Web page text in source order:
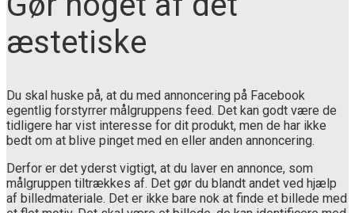
æstetiske
Du skal huske på, at du med annoncering på Facebook
egentlig forstyrrer målgruppens feed. Det kan godt være de
tidligere har vist interesse for dit produkt, men de har ikke
bedt om at blive pinget med en eller anden annoncering.
Derfor er det yderst vigtigt, at du laver en annonce, som
målgruppen tiltrækkes af. Det gør du blandt andet ved hjælp
af billedmateriale. Det er ikke bare nok at finde et billede med